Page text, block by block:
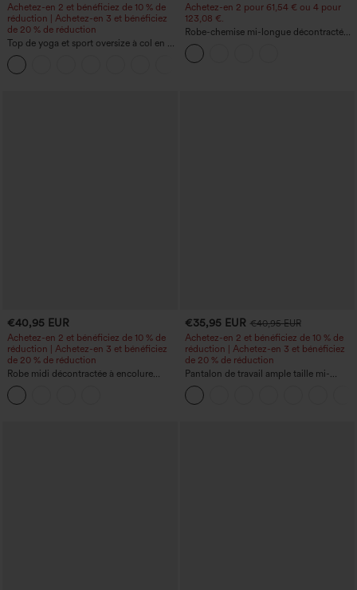
Achetez-en 2 et bénéficiez de 10 % de
réduction | Achetez-en 3 et bénéficiez
de 20 % de réduction
Top de yoga et sport oversize à col en V,
manches courtes, technologie
InstantCool, séchage rapide
Achetez-en 2 pour 61,54 € ou 4 pour
123,08 €.
Robe-chemise mi-longue décontractée
à col, mancherons, ceinturée, ourlet
fendu incurvé et poches
€40,95 EUR
Achetez-en 2 et bénéficiez de 10 % de
réduction | Achetez-en 3 et bénéficiez
de 20 % de réduction
Robe midi décontractée à encolure
ronde, sans manches, avec soutien-
gorge intégré et ourlet à volants
€35,95 EUR €40,95 EUR
Achetez-en 2 et bénéficiez de 10 % de
réduction | Achetez-en 3 et bénéficiez
de 20 % de réduction
Pantalon de travail ample taille mi-
haute, coupe « barrel » (jambe en forme
de tonneau) avec poches